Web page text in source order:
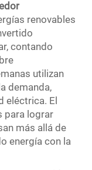
renovables
contando
utilizan
demanda,
eléctrica. El
para lograr
más allá de
energía con la